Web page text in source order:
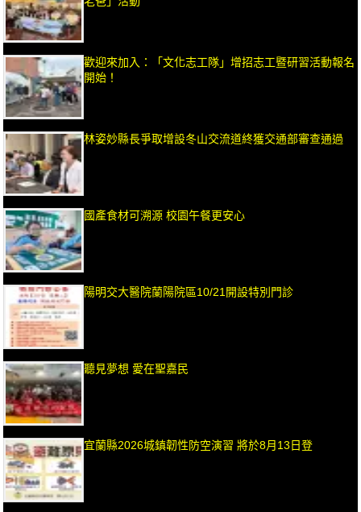
歡迎來加入：「文化志工隊」增招志工暨研習活動報名
開始！
林姿妙縣長爭取增設冬山交流道終獲交通部審查通過
國產食材可溯源 校園午餐更安心
陽明交大醫院蘭陽院區10/21開設特別門診
聽見夢想 愛在聖嘉民
宜蘭縣2026城鎮韌性防空演習 將於8月13日登